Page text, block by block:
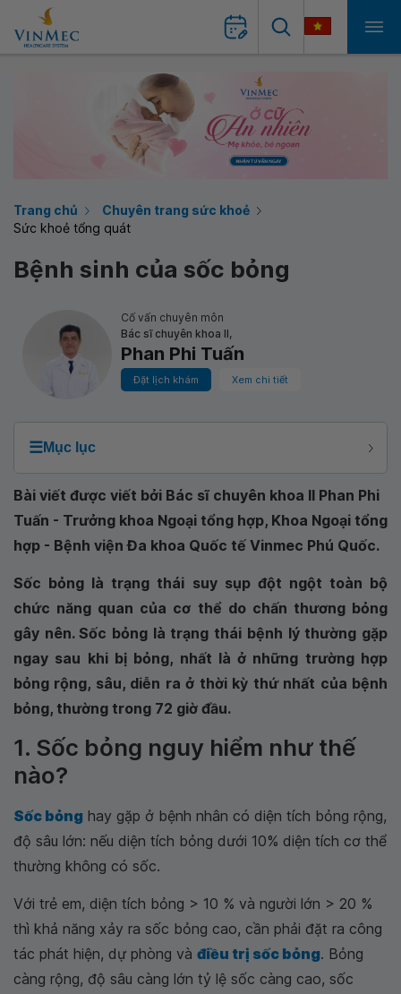
Trang chủ
Chuyên trang sức khoẻ
Sức khoẻ tổng quát
Bệnh sinh của sốc bỏng
Cố vấn chuyên môn
Bác sĩ chuyên khoa II,
Phan Phi Tuấn
Đặt lịch khám Xem chi tiết
☰Mục lục
Bài viết được viết bởi Bác sĩ chuyên khoa II Phan Phi
Tuấn - Trưởng khoa Ngoại tổng hợp, Khoa Ngoại tổng
hợp - Bệnh viện Đa khoa Quốc tế Vinmec Phú Quốc.
Sốc bỏng là trạng thái suy sụp đột ngột toàn bộ
chức năng quan của cơ thể do chấn thương bỏng
gây nên. Sốc bỏng là trạng thái bệnh lý thường gặp
ngay sau khi bị bỏng, nhất là ở những trường hợp
bỏng rộng, sâu, diễn ra ở thời kỳ thứ nhất của bệnh
bỏng, thường trong 72 giờ đầu.
1. Sốc bỏng nguy hiểm như thế
nào?
Sốc bỏng hay gặp ở bệnh nhân có diện tích bỏng rộng,
độ sâu lớn: nếu diện tích bỏng dưới 10% diện tích cơ thể
thường không có sốc.
Với trẻ em, diện tích bỏng > 10 % và người lớn > 20 %
thì khả năng xảy ra sốc bỏng cao, cần phải đặt ra công
tác phát hiện, dự phòng và điều trị sốc bỏng. Bỏng
càng rộng, độ sâu càng lớn tỷ lệ sốc càng cao, sốc